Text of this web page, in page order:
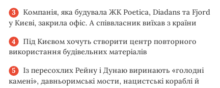
Компанія, яка будувала ЖК Poetica, Diadans та Fjord
у Києві, закрила офіс. А співвласник виїхав з країни
Під Києвом хочуть створити центр повторного
використання будівельних матеріалів
Із пересохлих Рейну і Дунаю виринають «голодні
камені», давньоримські мости, нацистські кораблі й